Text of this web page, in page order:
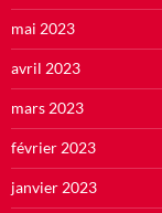
mai 2023
avril 2023
mars 2023
février 2023
janvier 2023